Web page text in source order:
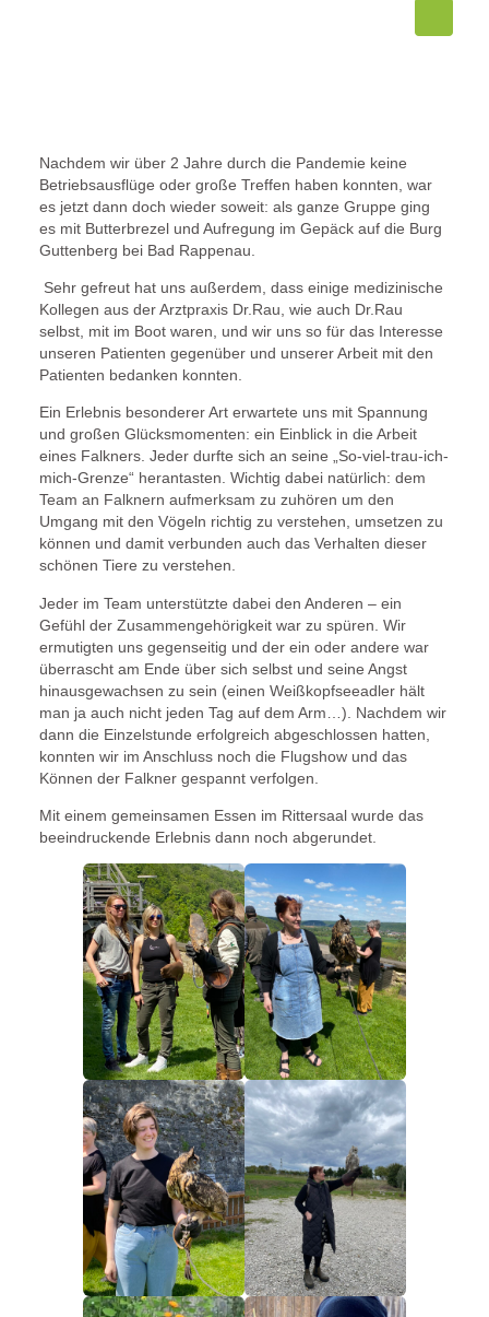
Nachdem wir über 2 Jahre durch die Pandemie keine
Betriebsausflüge oder große Treffen haben konnten, war
es jetzt dann doch wieder soweit: als ganze Gruppe ging
es mit Butterbrezel und Aufregung im Gepäck auf die Burg
Guttenberg bei Bad Rappenau.
Sehr gefreut hat uns außerdem, dass einige medizinische
Kollegen aus der Arztpraxis Dr.Rau, wie auch Dr.Rau
selbst, mit im Boot waren, und wir uns so für das Interesse
unseren Patienten gegenüber und unserer Arbeit mit den
Patienten bedanken konnten.
Ein Erlebnis besonderer Art erwartete uns mit Spannung
und großen Glücksmomenten: ein Einblick in die Arbeit
eines Falkners. Jeder durfte sich an seine „So-viel-trau-ich-
mich-Grenze“ herantasten. Wichtig dabei natürlich: dem
Team an Falknern aufmerksam zu zuhören um den
Umgang mit den Vögeln richtig zu verstehen, umsetzen zu
können und damit verbunden auch das Verhalten dieser
schönen Tiere zu verstehen.
Jeder im Team unterstützte dabei den Anderen – ein
Gefühl der Zusammengehörigkeit war zu spüren. Wir
ermutigten uns gegenseitig und der ein oder andere war
überrascht am Ende über sich selbst und seine Angst
hinausgewachsen zu sein (einen Weißkopfseeadler hält
man ja auch nicht jeden Tag auf dem Arm…). Nachdem wir
dann die Einzelstunde erfolgreich abgeschlossen hatten,
konnten wir im Anschluss noch die Flugshow und das
Können der Falkner gespannt verfolgen.
Mit einem gemeinsamen Essen im Rittersaal wurde das
beeindruckende Erlebnis dann noch abgerundet.